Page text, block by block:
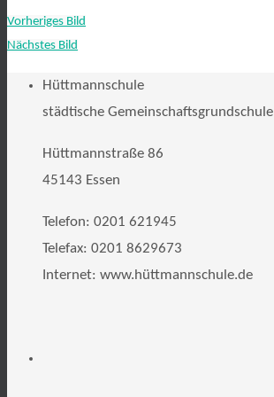
Vorheriges Bild
Nächstes Bild
Hüttmannschule
städtische Gemeinschaftsgrundschule
Hüttmannstraße 86
45143 Essen
Telefon: 0201 621945
Telefax: 0201 8629673
Internet: www.hüttmannschule.de